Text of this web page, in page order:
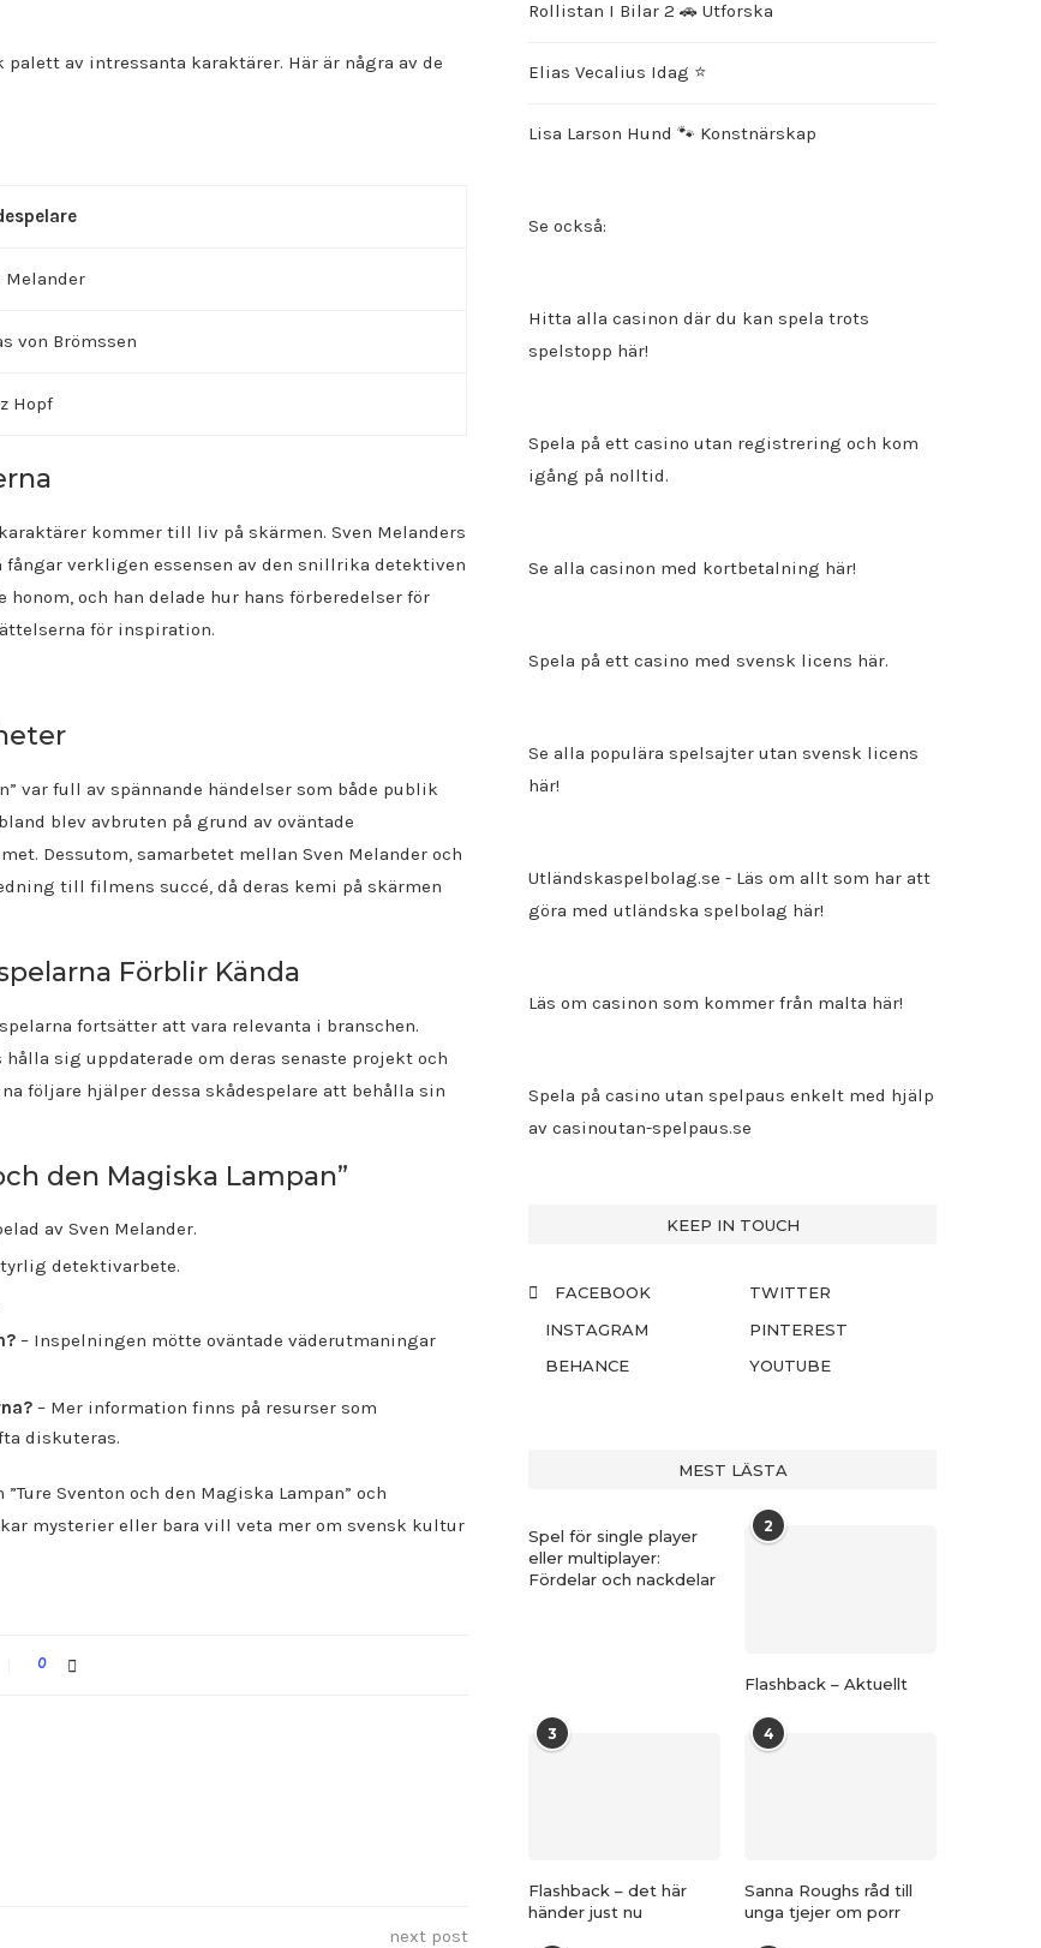
palett av intressanta karaktärer. Här är några av de
Melander
von Brömssen
Hopf
kommer till liv på skärmen. Sven Melanders
verkligen essensen av den snillrika detektiven
och han delade hur hans förberedelser för
för inspiration.
var full av spännande händelser som både publik
blev avbruten på grund av oväntade
Dessutom, samarbetet mellan Sven Melander och
till filmens succé, då deras kemi på skärmen
Förblir Kända
fortsätter att vara relevanta i branschen.
sig uppdaterade om deras senaste projekt och
följare hjälper dessa skådespelare att behålla sin
den Magiska Lampan”
av Sven Melander.
detektivarbete.
– Inspelningen mötte oväntade väderutmaningar
– Mer information finns på resurser som
diskuteras.
Sventon och den Magiska Lampan” och
mysterier eller bara vill veta mer om svensk kultur
0
next post
Rollistan I Bilar 2 🚗 Utforska
Elias Vecalius Idag ⭐️
Lisa Larson Hund 🐾 Konstnärskap
Se också:
Hitta alla casinon där du kan spela trots
spelstopp här!
Spela på ett casino utan registrering och kom
igång på nolltid.
Se alla casinon med kortbetalning här!
Spela på ett casino med svensk licens här.
Se alla populära spelsajter utan svensk licens
här!
Utländskaspelbolag.se - Läs om allt som har att
göra med utländska spelbolag här!
Läs om casinon som kommer från malta här!
Spela på casino utan spelpaus enkelt med hjälp
av casinoutan-spelpaus.se
KEEP IN TOUCH
FACEBOOK
TWITTER
INSTAGRAM
PINTEREST
BEHANCE
YOUTUBE
MEST LÄSTA
Spel för single player
eller multiplayer:
Fördelar och nackdelar
2
Flashback – Aktuellt
3
Flashback – det här
händer just nu
4
Sanna Roughs råd till
unga tjejer om porr